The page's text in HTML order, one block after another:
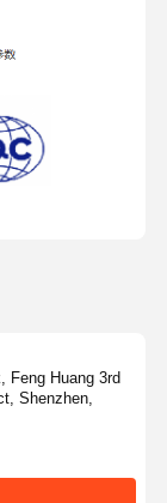
Feng Huang 3rd
Shenzhen,